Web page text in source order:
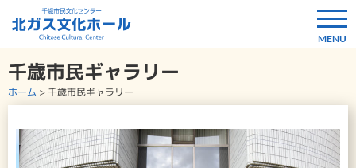
千歳市民ギャラリー
ホーム >千歳市民ギャラリー